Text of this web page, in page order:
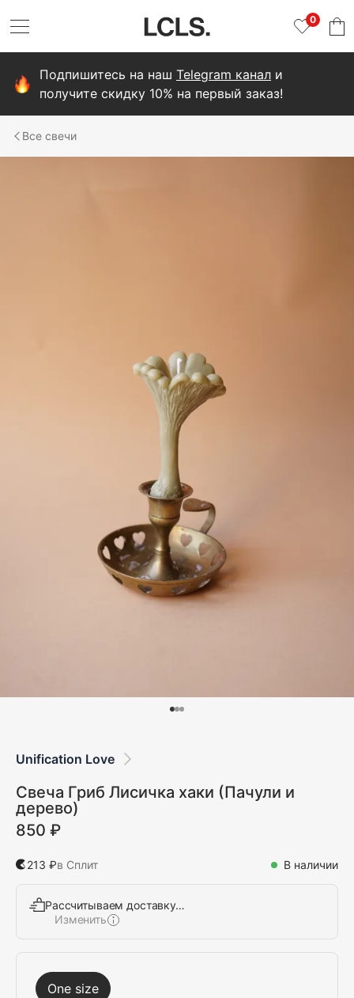
0
Подпишитесь на наш Telegram канал и
получите скидку 10% на первый заказ!
свечи
Unification Love
Свеча Гриб Лисичка хаки (Пачули и
дерево)
850 ₽
213 ₽в Сплит В наличии
Рассчитываем доставку…
Изменить
One size